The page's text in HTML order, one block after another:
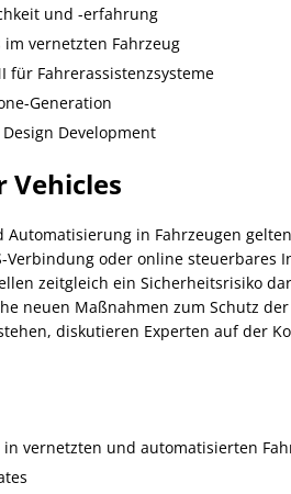
und -erfahrung
vernetzten Fahrzeug
für Fahrerassistenzsysteme
Generation
Development
Vehicles
Automatisierung in Fahrzeugen
Verbindung oder online steuerbares
zeitgleich ein Sicherheitsrisiko
neuen Maßnahmen zum Schutz
diskutieren Experten auf der
vernetzten und automatisierten